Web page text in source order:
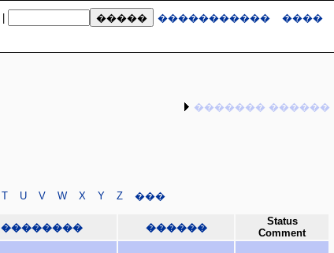
����������� ����
������� ������
T U V W X Y Z ���
�������� ������
Status
Comment